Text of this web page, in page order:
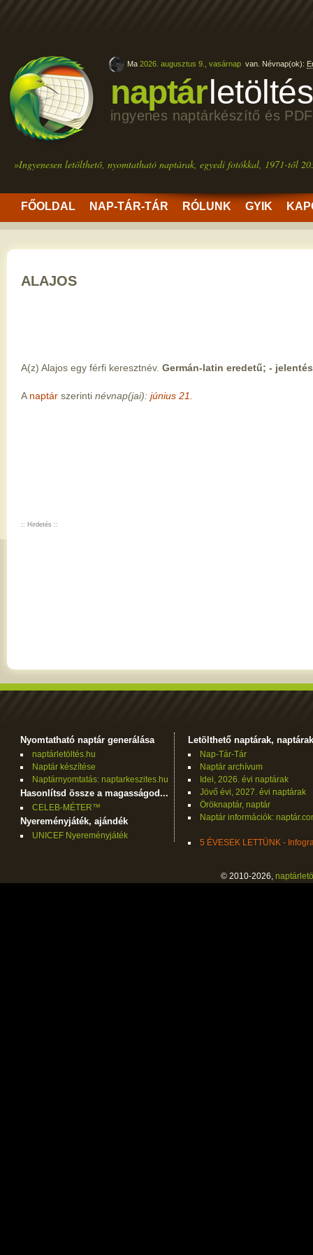
naptárletöltés
ingyenes naptárkészítő és
»Ingyenesen letölthető, nyomtatható naptárak, egyedi fotókkal, 1971-től
FŐOLDAL NAP-TÁR-TÁR RÓLUNK GYIK
Ma 2026. augusztus 9., vasárnap van. Névnap(ok):
ALAJOS
A(z) Alajos egy férfi keresztnév. Germán-latin eredetű; -
A naptár szerinti névnap(jai): június 21.
:: Hirdetés ::
Nyomtatható naptár generálása
naptárletöltés.hu
Naptár készítése
Naptárnyomtatás: naptarkeszites.hu
Hasonlítsd össze a magasságod...
CELEB-MÉTER™
Nyereményjáték, ajándék
UNICEF Nyereményjáték
Letölthető naptárak, naptárak
Nap-Tár-Tár
Naptár archívum
Idei, 2026. évi naptárak
Jövő évi, 2027. évi naptárak
Öröknaptár, naptár
Naptár információk:
5 ÉVESEK LETTÜNK -
© 2010-2026,